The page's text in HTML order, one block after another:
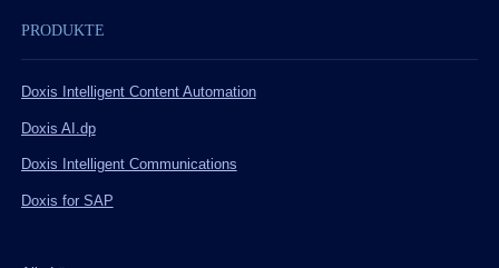
PRODUKTE
Doxis Intelligent Content Automation
Doxis AI.dp
Doxis Intelligent Communications
Doxis for SAP